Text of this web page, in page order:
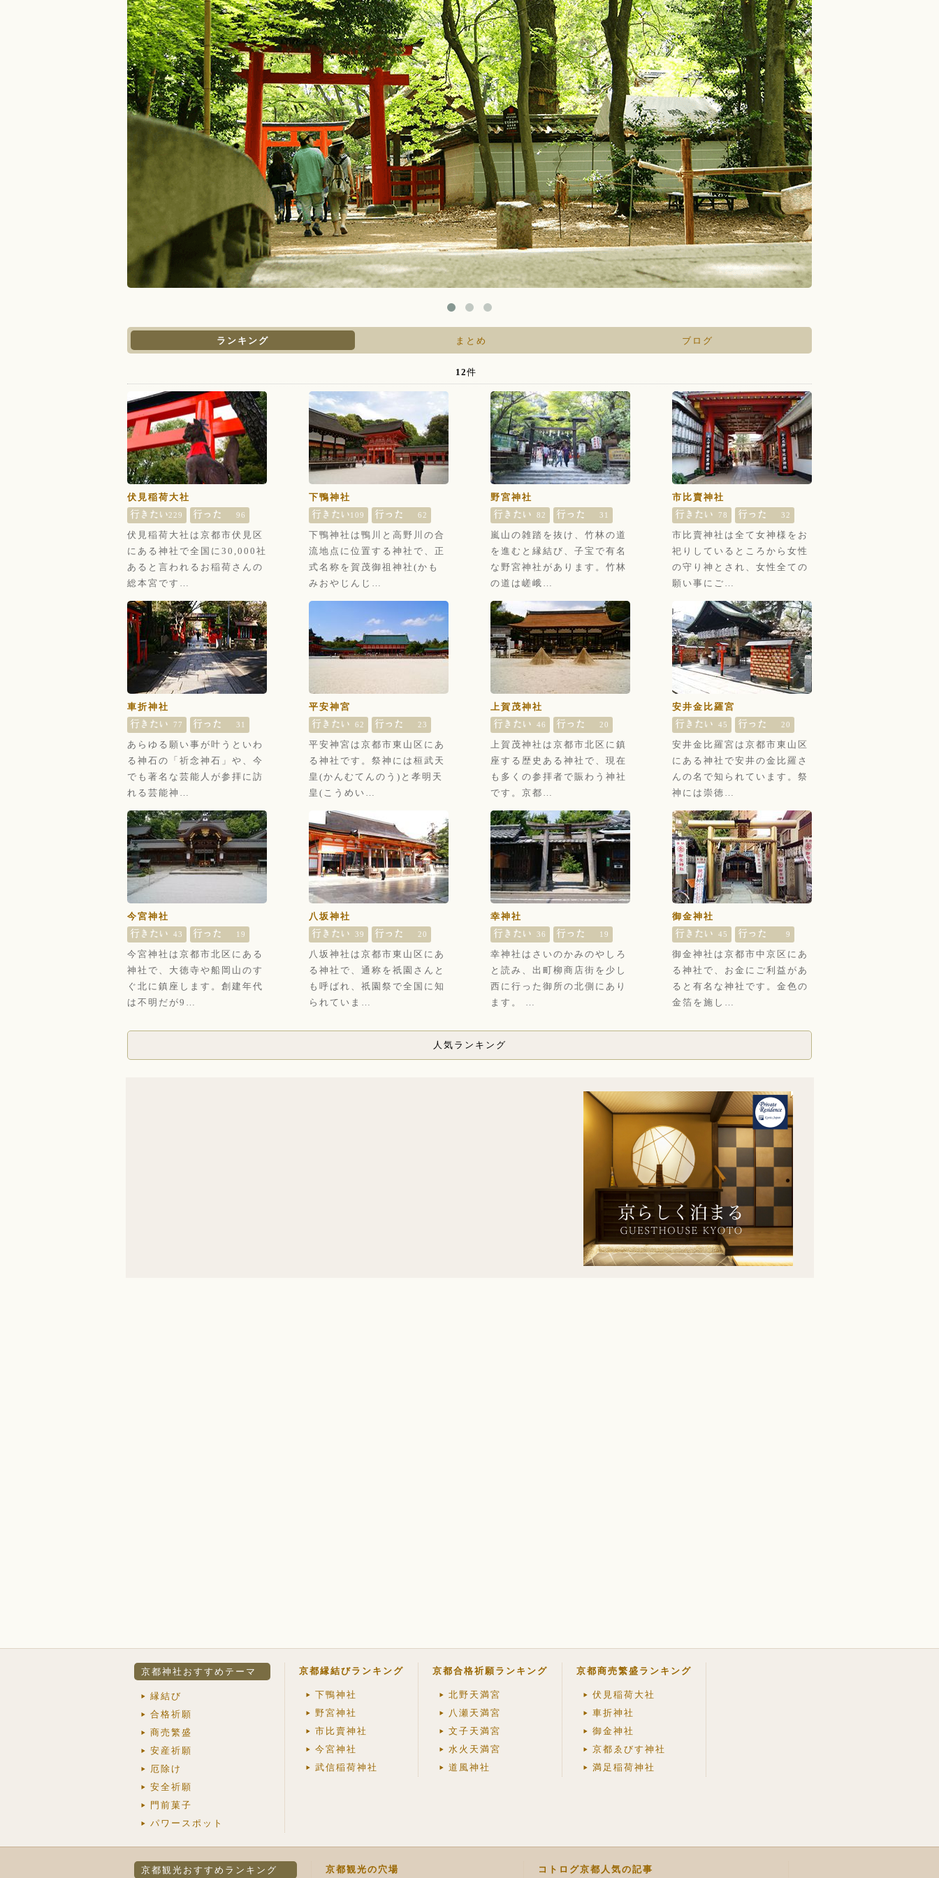
ランキング まとめ ブログ
12件
伏見稲荷大社
229 96
伏見稲荷大社は京都市伏見区
にある神社で全国に30,000社
あると言われるお稲荷さんの
総本宮です…
下鴨神社
109 62
下鴨神社は鴨川と高野川の合
流地点に位置する神社で、正
式名称を賀茂御祖神社(かも
みおやじんじ…
野宮神社
82 31
嵐山の雑踏を抜け、竹林の道
を進むと縁結び、子宝で有名
な野宮神社があります。竹林
の道は嵯峨…
市比賣神社
78 32
市比賣神社は全て女神様をお
祀りしているところから女性
の守り神とされ、女性全ての
願い事にご…
車折神社
77 31
あらゆる願い事が叶うといわ
る神石の「祈念神石」や、今
でも著名な芸能人が参拝に訪
れる芸能神…
平安神宮
62 23
平安神宮は京都市東山区にあ
る神社です。祭神には桓武天
皇(かんむてんのう)と孝明天
皇(こうめい…
上賀茂神社
46 20
上賀茂神社は京都市北区に鎮
座する歴史ある神社で、現在
も多くの参拝者で賑わう神社
です。京都…
安井金比羅宮
45 20
安井金比羅宮は京都市東山区
にある神社で安井の金比羅さ
んの名で知られています。祭
神には崇徳…
今宮神社
43 19
今宮神社は京都市北区にある
神社で、大徳寺や船岡山のす
ぐ北に鎮座します。創建年代
は不明だが9…
八坂神社
39 20
八坂神社は京都市東山区にあ
る神社で、通称を祇園さんと
も呼ばれ、祇園祭で全国に知
られていま…
幸神社
36 19
幸神社はさいのかみのやしろ
と読み、出町柳商店街を少し
西に行った御所の北側にあり
ます。 …
御金神社
45 9
御金神社は京都市中京区にあ
る神社で、お金にご利益があ
ると有名な神社です。金色の
金箔を施し…
人気ランキング
京都神社おすすめテーマ
縁結び
合格祈願
商売繁盛
安産祈願
厄除け
安全祈願
門前菓子
パワースポット
京都縁結びランキング
下鴨神社
野宮神社
市比賣神社
今宮神社
武信稲荷神社
京都合格祈願ランキング
北野天満宮
八瀬天満宮
文子天満宮
水火天満宮
道風神社
京都商売繁盛ランキング
伏見稲荷大社
車折神社
御金神社
京都ゑびす神社
満足稲荷神社
京都観光おすすめランキング 京都観光の穴場 コトログ京都人気の記事